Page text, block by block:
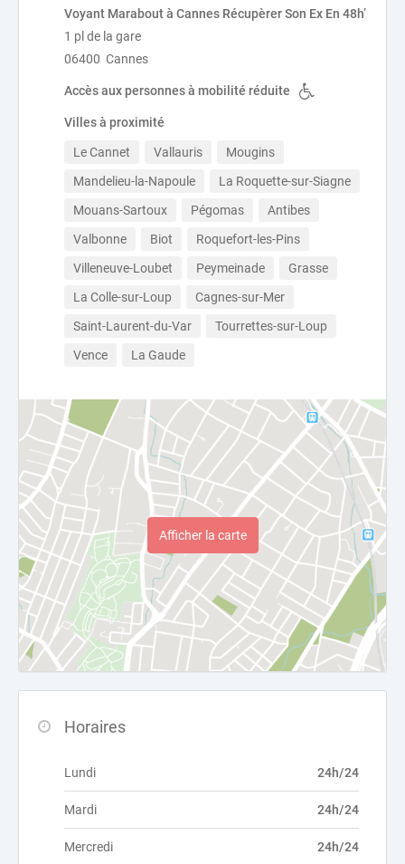
Voyant Marabout à Cannes Récupèrer Son Ex En 48h’
1 pl de la gare
06400 Cannes
Accès aux personnes à mobilité réduite
Villes à proximité
Le Cannet Vallauris
Mougins
Mandelieu-la-Napoule
La Roquette-sur-Siagne
Mouans-Sartoux
Pégomas
Antibes
Valbonne
Biot
Roquefort-les-Pins
Villeneuve-Loubet
Peymeinade
Grasse
La Colle-sur-Loup
Cagnes-sur-Mer
Saint-Laurent-du-Var
Tourrettes-sur-Loup
Vence
La Gaude
Afficher la carte
Horaires
Lundi 24h/24
Mardi 24h/24
Mercredi 24h/24